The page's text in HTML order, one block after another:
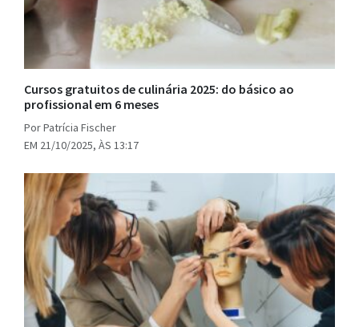
Cursos gratuitos de culinária 2025: do básico ao
profissional em 6 meses
Por Patrícia Fischer
EM 21/10/2025, ÀS 13:17